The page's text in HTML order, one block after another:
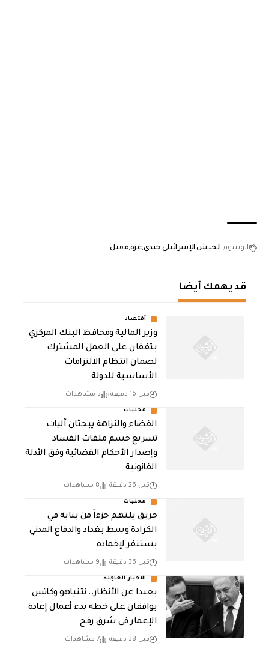
الوسوم الجيش الإسرائيلي جنديغزةمقتل
قد يهمك أيضا
أقتصاد
وزير المالية ومحافظ البنك المركزي
يتفقان على العمل المشترك
لضمان انتظام الالتزامات
الأساسية للدولة
قبل 16 دقيقة 5 مشاهدات
محليات
القضاء والنزاهة يبحثان آليات
تسريع حسم ملفات الفساد
وإصدار الأحكام القضائية وفق الأدلة
القانونية
قبل 26 دقيقة 8 مشاهدات
محليات
حريق يلتهم جزءاً من بناية في
الكرادة وسط بغداد والدفاع المدني
يستنفر لإخماده
قبل 36 دقيقة 9 مشاهدات
الاخبار العاجلة
بعيدا عن الأنظار.. نتنياهو وكاتس
يوافقان على خطة بدء أعمال إعادة
الإعمار في شرق رفح
قبل 38 دقيقة 7 مشاهدات